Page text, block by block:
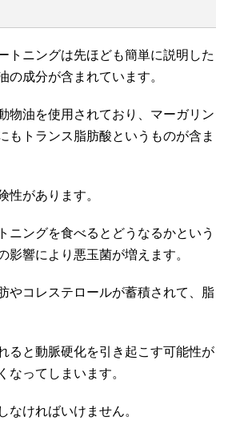
トニングは先ほども簡単に説明した
の成分が含まれています。
物油を使用されており、マーガリン
もトランス脂肪酸というものが含ま
性があります。
ニングを食べるとどうなるかという
影響により悪玉菌が増えます。
やコレステロールが蓄積されて、脂
ると動脈硬化を引き起こす可能性が
なってしまいます。
なければいけません。